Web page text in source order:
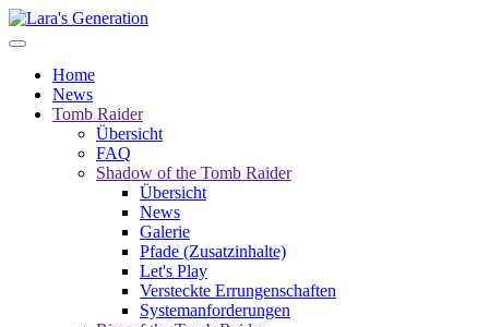
Home
News
Tomb Raider
Übersicht
FAQ
Shadow of the Tomb Raider
Übersicht
News
Galerie
Pfade (Zusatzinhalte)
Let's Play
Versteckte Errungenschaften
Systemanforderungen